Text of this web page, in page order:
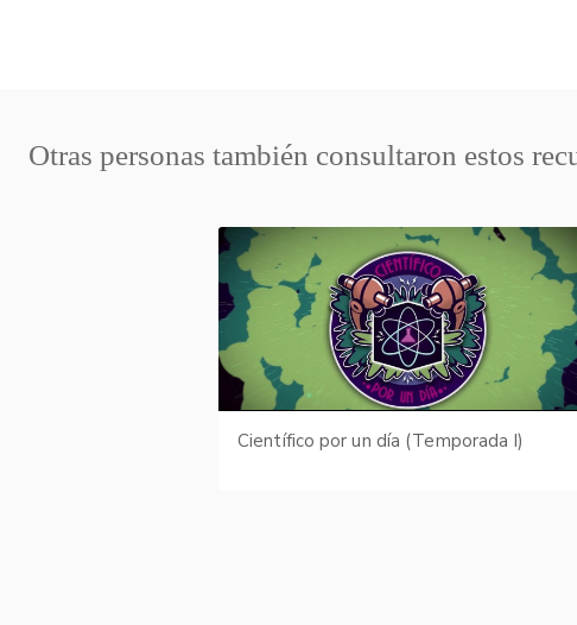
Otras personas también consultaron estos
Científico por un día (Temporada I)